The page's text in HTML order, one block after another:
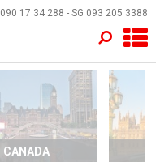
090 17 34 288 - SG 093 205 3388
CANADA
×